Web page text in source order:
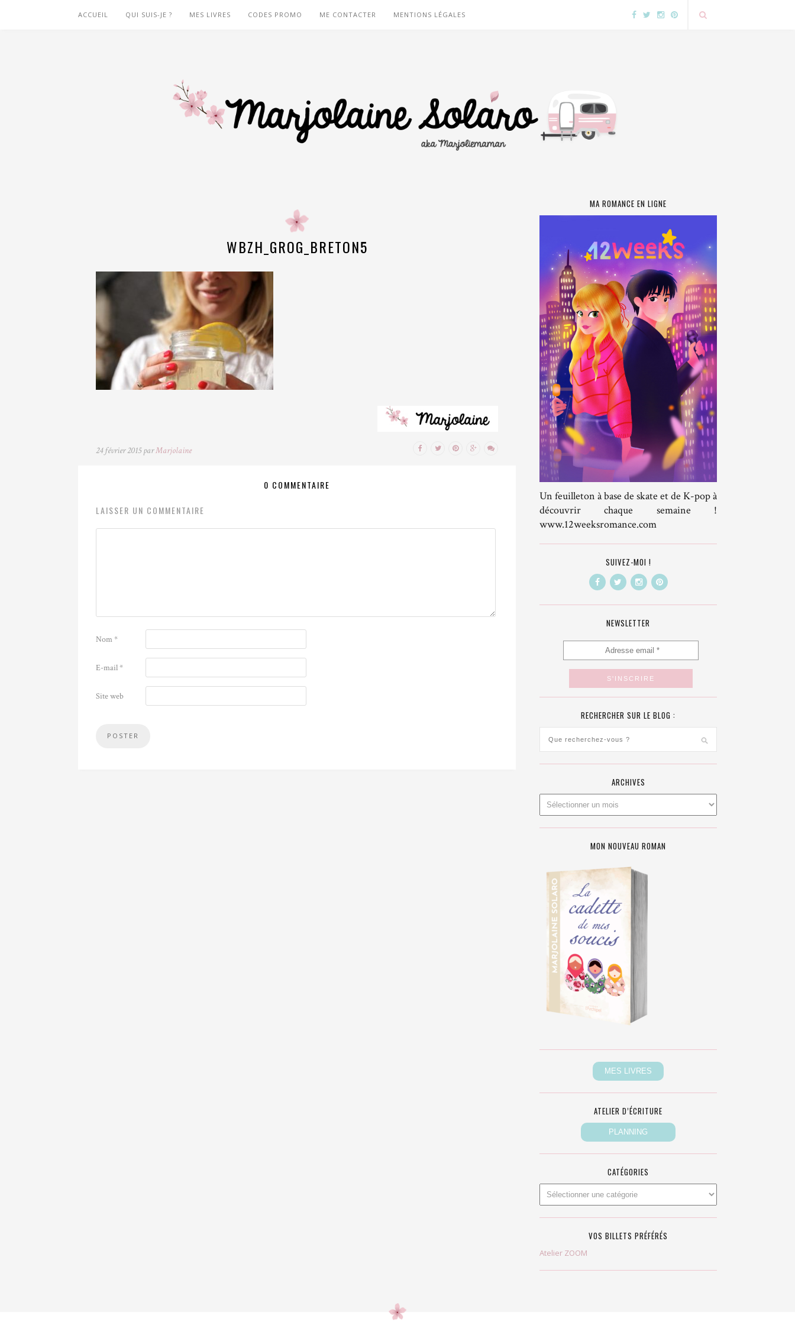
ACCUEIL QUI SUIS-JE ? MES LIVRES CODES PROMO ME CONTACTER MENTIONS LÉGALES
WBZH_GROG_BRETON5
24 février 2015 parMarjolaine
0 COMMENTAIRE
LAISSER UN COMMENTAIRE
Nom*
E-mail*
Site web
MA ROMANCE EN LIGNE
Un feuilleton à base de skate et de K-pop à
découvrir chaque semaine !
www.12weeksromance.com
SUIVEZ-MOI !
NEWSLETTER
RECHERCHER SUR LE BLOG :
ARCHIVES
MON NOUVEAU ROMAN
ATELIER D’ÉCRITURE
CATÉGORIES
VOS BILLETS PRÉFÉRÉS
Atelier ZOOM